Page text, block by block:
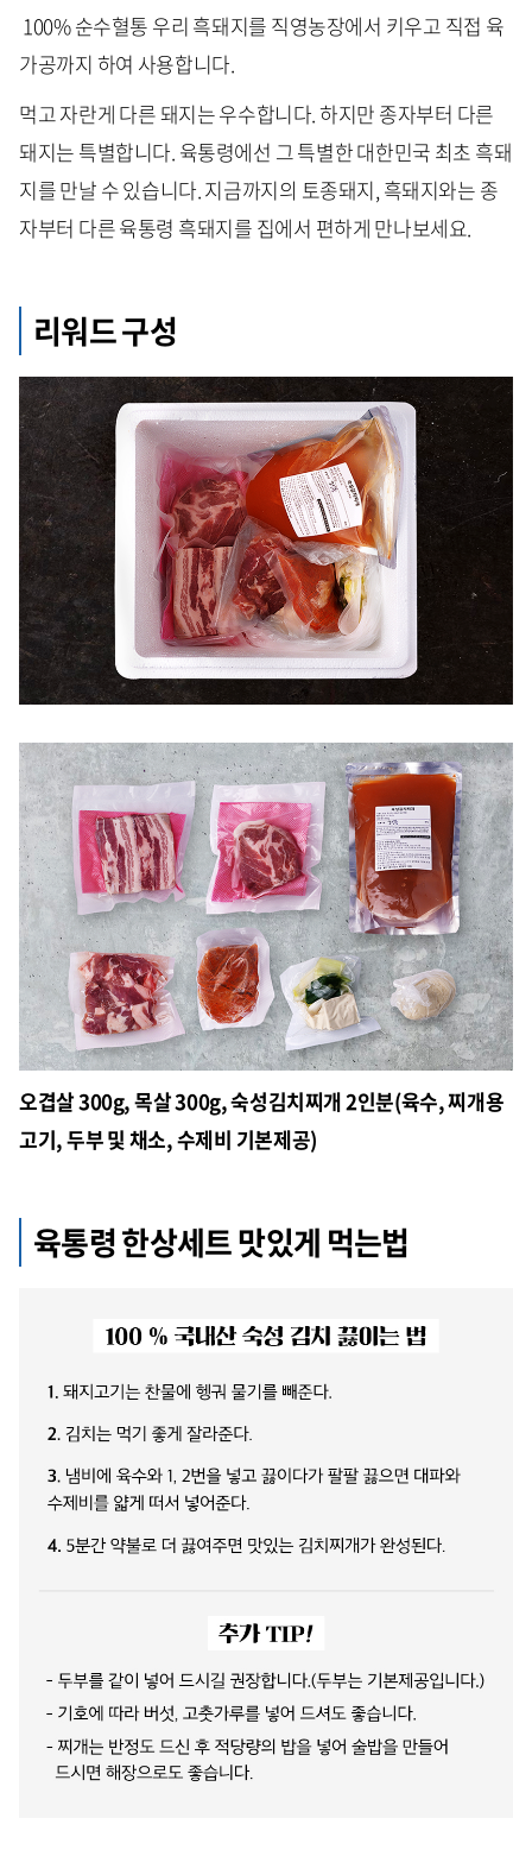
100% 순수혈통 우리 흑돼지를 직영농장에서 키우고 직접 육
가공까지 하여 사용합니다.
먹고 자란게 다른 돼지는 우수합니다. 하지만 종자부터 다른
돼지는 특별합니다. 육통령에선 그 특별한 대한민국 최초 흑돼
지를 만날 수 있습니다. 지금까지의 토종돼지, 흑돼지와는 종
자부터 다른 육통령 흑돼지를 집에서 편하게 만나보세요.
리워드 구성
오겹살 300g, 목살 300g, 숙성김치찌개 2인분(육수, 찌개용
고기, 두부 및 채소, 수제비 기본제공)
육통령 한상세트 맛있게 먹는법